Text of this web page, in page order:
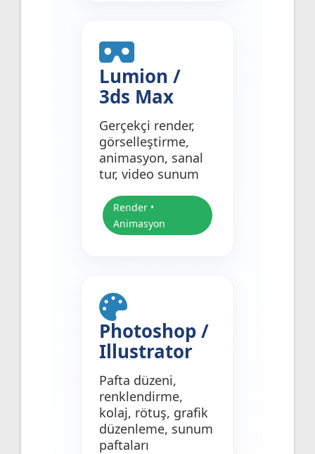
Lumion /
3ds Max
Gerçekçi render,
görselleştirme,
animasyon, sanal
tur, video sunum
Render •
Animasyon
Photoshop /
Illustrator
Pafta düzeni,
renklendirme,
kolaj, rötuş, grafik
düzenleme, sunum
paftaları